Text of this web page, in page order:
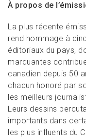
À propos de
La plus récente
rend hommage à
éditoriaux du pays,
marquantes
canadien depuis 50
chacun honoré par
les meilleurs
Leurs dessins
importants dans
les plus influents du